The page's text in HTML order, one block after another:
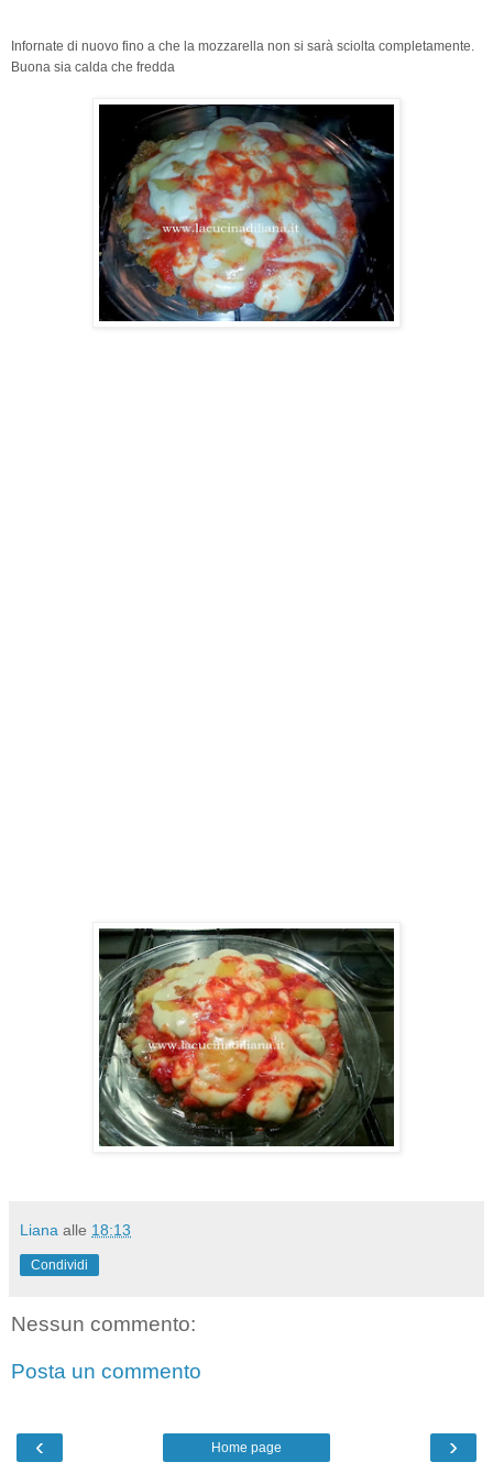
Infornate di nuovo fino a che la mozzarella non si sarà sciolta completamente.
Buona sia calda che fredda
Liana alle 18:13
Condividi
Nessun commento:
Posta un commento
‹ ›
Home page